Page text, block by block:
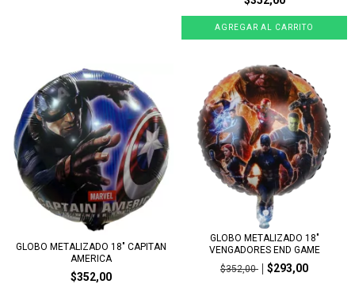
GLOBO METALIZADO 18" CAPITAN
AMERICA
$352,00
GLOBO METALIZADO 18"
VENGADORES END GAME
$352,00
$293,00